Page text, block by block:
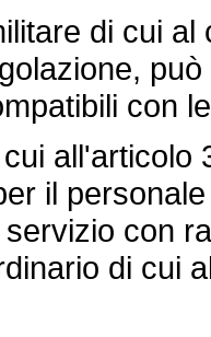
di cui al
con
all'articolo
il
con
di cui